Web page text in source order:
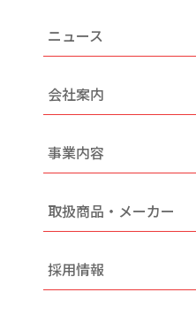
ニュース
会社案内
事業内容
取扱商品・メーカー
採用情報